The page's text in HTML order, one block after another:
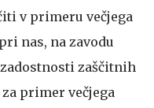
v primeru večjega
nas, na zavodu
zaščitnih
primer večjega